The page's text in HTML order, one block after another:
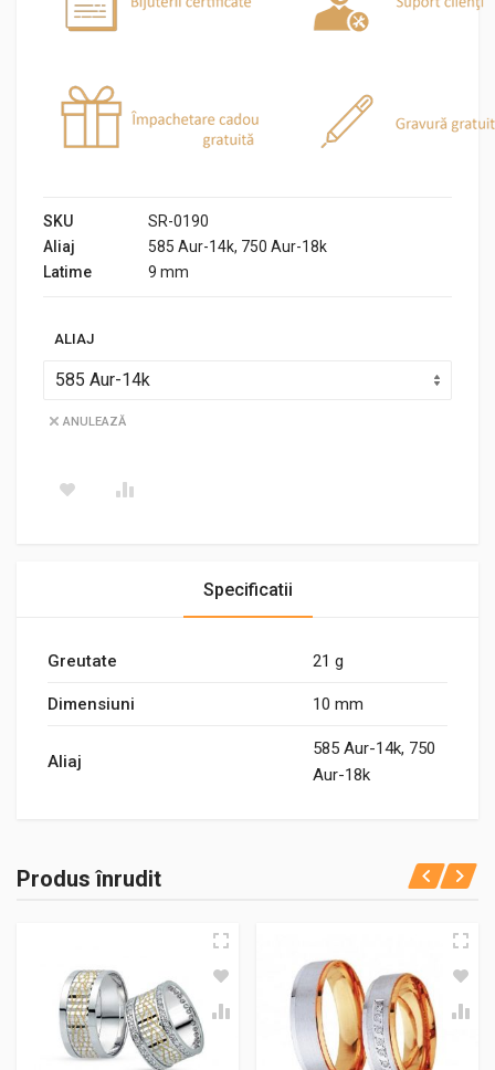
SKU
SR-0190
Aliaj
585 Aur-14k, 750 Aur-18k
Latime
9 mm
ALIAJ
ANULEAZĂ
Specificatii
Greutate 21 g
Dimensiuni 10 mm
Aliaj
585 Aur-14k, 750
Aur-18k
Produs înrudit